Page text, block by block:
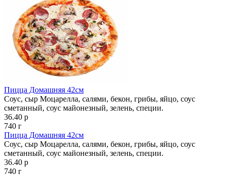
Пицца Домашняя 42см
Соус, сыр Моцарелла, салями, бекон, грибы, яйцо, соус
сметанный, соус майонезный, зелень, специи.
36.40 р
740 г
Пицца Домашняя 42см
Соус, сыр Моцарелла, салями, бекон, грибы, яйцо, соус
сметанный, соус майонезный, зелень, специи.
36.40 р
740 г